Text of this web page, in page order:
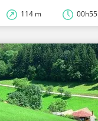
114 m 00h55